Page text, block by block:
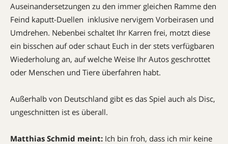
Auseinandersetzungen zu den immer gleichen Ramme den
Feind kaputt-Duellen  inklusive nervigem Vorbeirasen und
Umdrehen. Nebenbei schaltet Ihr Karren frei, motzt diese
ein bisschen auf oder schaut Euch in der stets verfügbaren
Wiederholung an, auf welche Weise Ihr Autos geschrottet
oder Menschen und Tiere überfahren habt.
Außerhalb von Deutschland gibt es das Spiel auch als Disc,
ungeschnitten ist es überall.
Matthias Schmid meint: Ich bin froh, dass ich mir keine